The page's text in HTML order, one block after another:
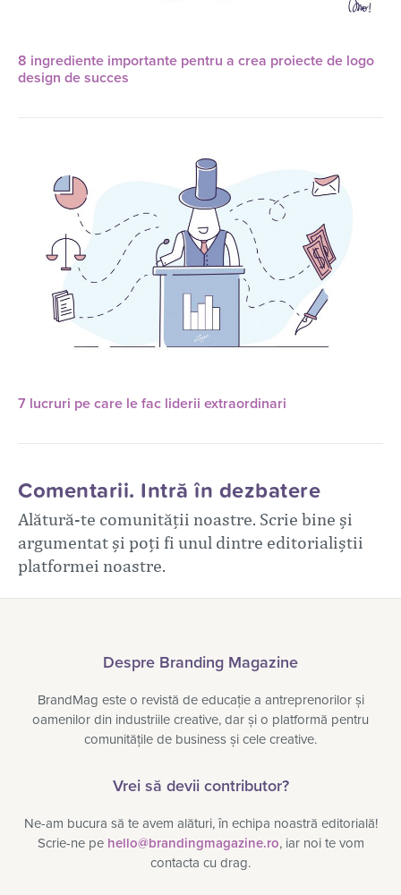
8 ingrediente importante pentru a crea proiecte de logo
design de succes
7 lucruri pe care le fac liderii extraordinari
Comentarii. Intră în dezbatere
Alătură-te comunității noastre. Scrie bine și
argumentat și poți fi unul dintre editorialiștii
platformei noastre.
Despre Branding Magazine
BrandMag este o revistă de educație a antreprenorilor și
oamenilor din industriile creative, dar și o platformă pentru
comunitățile de business și cele creative.
Vrei să devii contributor?
Ne-am bucura să te avem alături, în echipa noastră editorială!
Scrie-ne pe hello@brandingmagazine.ro, iar noi te vom
contacta cu drag.